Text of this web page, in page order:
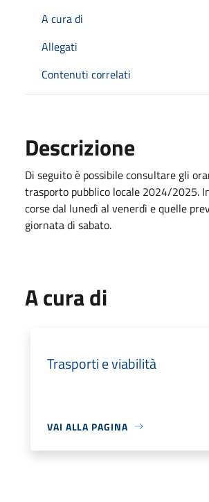
A cura di
Allegati
Contenuti correlati
Descrizione
Di seguito è possibile consultare gli
trasporto pubblico locale 2024/2025.
corse dal lunedì al venerdì e quelle
giornata di sabato.
A cura di
Trasporti e viabilità
VAI ALLA PAGINA